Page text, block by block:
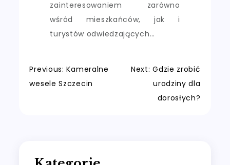
zainteresowaniem zarówno
wśród mieszkańców, jak i
turystów odwiedzających…
Nawigacja
Previous: Kameralne
wesele Szczecin
Next: Gdzie zrobić
urodziny dla
dorosłych?